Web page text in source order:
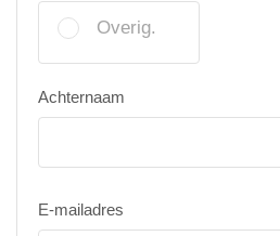
Overig.
Achternaam
E-mailadres